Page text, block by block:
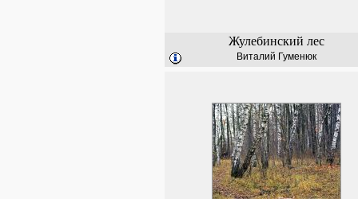
Жулебинский лес
Виталий Гуменюк